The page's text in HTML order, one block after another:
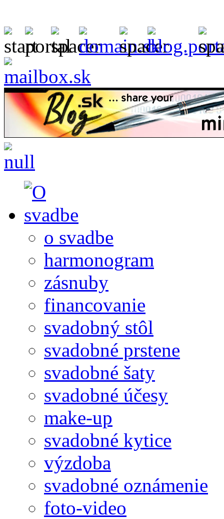
o svadbe
harmonogram
zásnuby
financovanie
svadobný stôl
svadobné prstene
svadobné šaty
svadobné účesy
make-up
svadobné kytice
výzdoba
svadobné oznámenie
foto-video